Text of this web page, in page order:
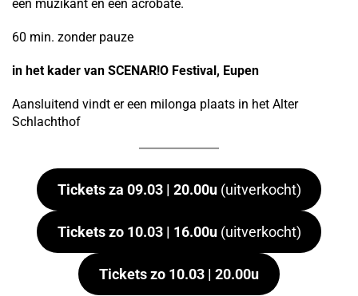
een muzikant en een acrobate.
60 min. zonder pauze
in het kader van SCENAR!O Festival, Eupen
Aansluitend vindt er een milonga plaats in het Alter
Schlachthof
Tickets za 09.03 | 20.00u(uitverkocht)
Tickets zo 10.03 | 16.00u(uitverkocht)
Tickets zo 10.03 | 20.00u